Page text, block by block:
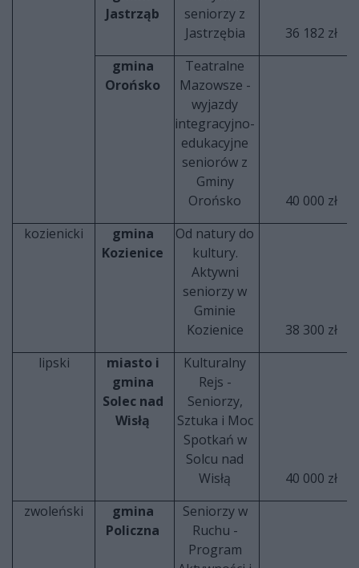
Jastrząb
seniorzy z
Jastrzębia
36 182 zł
gmina
Orońsko
Teatralne
Mazowsze -
wyjazdy
integracyjno-
edukacyjne
seniorów z
Gminy
Orońsko
40 000 zł
kozienicki
gmina
Kozienice
Od natury do
kultury.
Aktywni
seniorzy w
Gminie
Kozienice
38 300 zł
lipski
miasto i
gmina
Solec nad
Wisłą
Kulturalny
Rejs -
Seniorzy,
Sztuka i Moc
Spotkań w
Solcu nad
Wisłą
40 000 zł
zwoleński
gmina
Policzna
Seniorzy w
Ruchu -
Program